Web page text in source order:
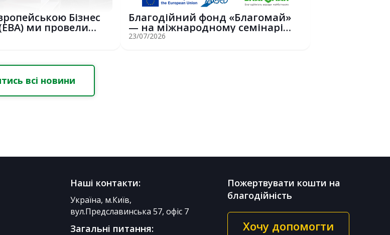
Бізнес
ми провели
Благодійний фонд «Благомай»
— на міжнародному семінарі
Erasmus+ у С...
23/07/2026
всі новини
Наші контакти:
Україна, м.Київ,
вул.Предславинська 57, офіс 7
Загальні питання:
Пожертвувати кошти на
благодійність
Хочу допомогти